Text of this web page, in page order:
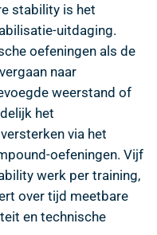
stability is het
uitdaging.
oefeningen als de
naar
weerstand of
het
via het
oefeningen. Vijf
werk per training,
over tijd meetbare
en technische